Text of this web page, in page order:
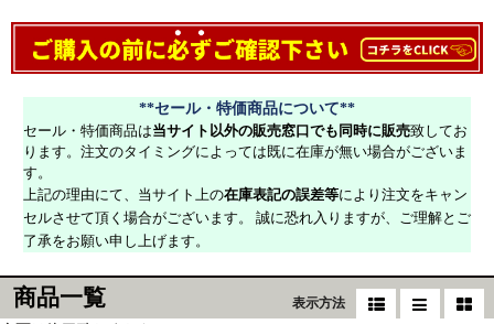
**セール・特価商品について**
セール・特価商品は当サイト以外の販売窓口でも同時に販売致してお
ります。注文のタイミングによっては既に在庫が無い場合がございま
す。
上記の理由にて、当サイト上の在庫表記の誤差等により注文をキャン
セルさせて頂く場合がございます。 誠に恐れ入りますが、ご理解とご
了承をお願い申し上げます。
商品一覧 表示方法